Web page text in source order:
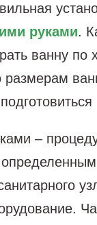
руками.
ванну по
размерам
–